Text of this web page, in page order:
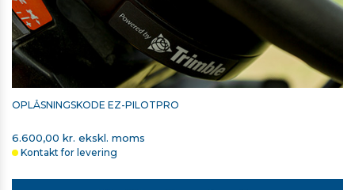
1.600,00 kr. ekskl. moms
Virtuelt produkt. Elektronisk levering
OPLÅSNINGSKODE EZ-PILOTPRO
6.600,00 kr. ekskl. moms
Kontakt for levering